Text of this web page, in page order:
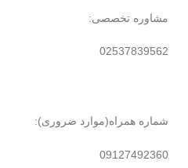
مشاوره تخصصی:
02537839562
شماره همراه(موارد ضروری):
09127492360